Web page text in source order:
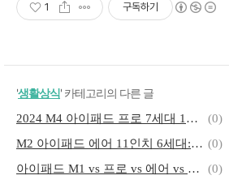
1 구독하기
'생활상식' 카테고리의 다른 글
2024 M4 아이패드 프로 7세대 13인치 출시 가격, 스펙, 사전예약 일정 정리
(0)
M2 아이패드 에어 11인치 6세대: 가격, 스펙, 사전예약 일정 총정리 (0)
아이패드 M1 vs 프로 vs 에어 vs 미니 모델 비교 (2024)
(0)